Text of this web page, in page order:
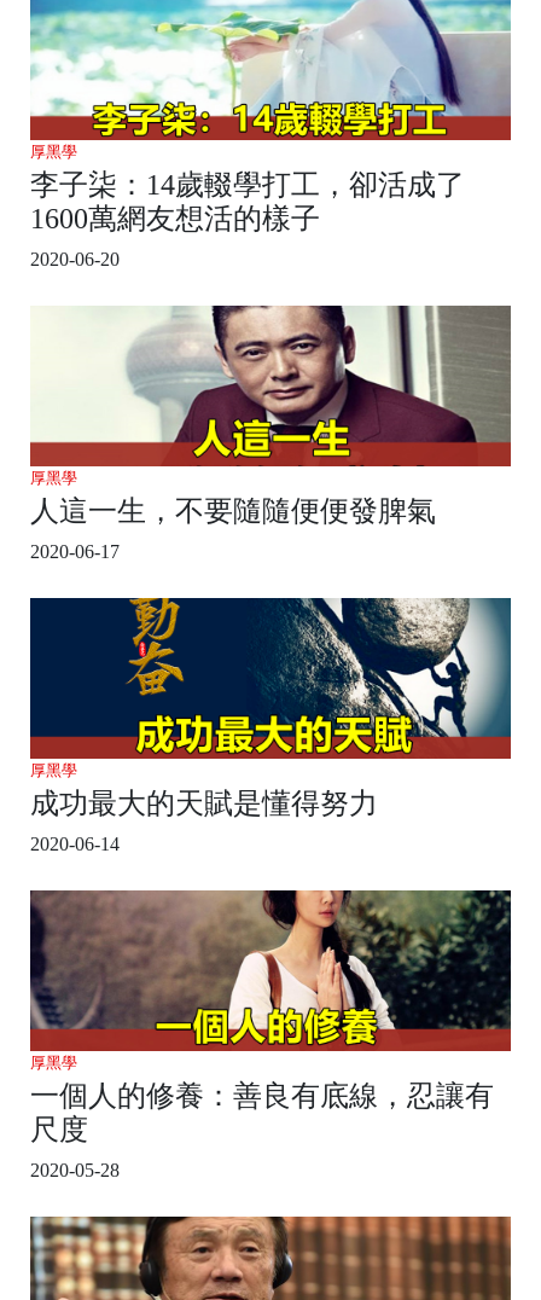
厚黑學
李子柒：14歲輟學打工，卻活成了
1600萬網友想活的樣子
2020-06-20
厚黑學
人這一生，不要隨隨便便發脾氣
2020-06-17
厚黑學
成功最大的天賦是懂得努力
2020-06-14
厚黑學
一個人的修養：善良有底線，忍讓有
尺度
2020-05-28